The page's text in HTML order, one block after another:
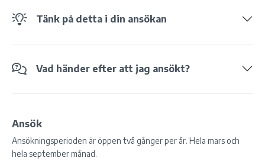
Tänk på detta i din ansökan
Vad händer efter att jag ansökt?
Ansök
Ansökningsperioden är öppen två gånger per år. Hela mars och
hela september månad.